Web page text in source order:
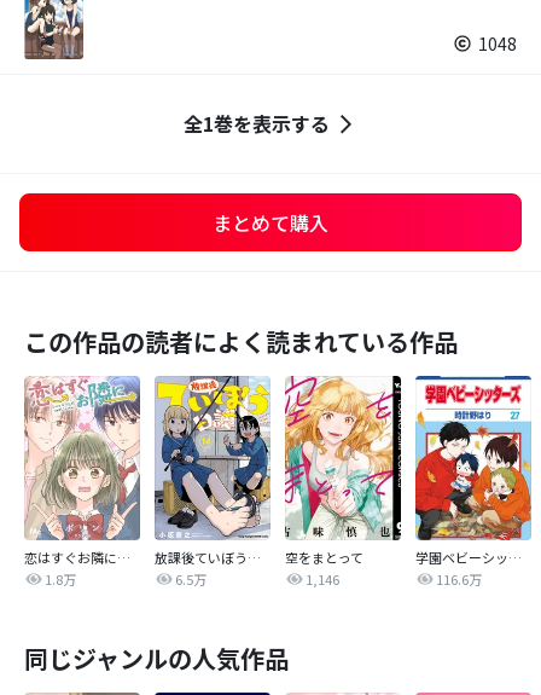
1048
全1巻を表示する
まとめて購入
この作品の読者によく読まれている作品
恋はすぐお隣に【タテヨミ】
1.8万
放課後ていぼう日誌
6.5万
空をまとって
1,146
学園ベビーシッターズ
116.6万
同じジャンルの人気作品